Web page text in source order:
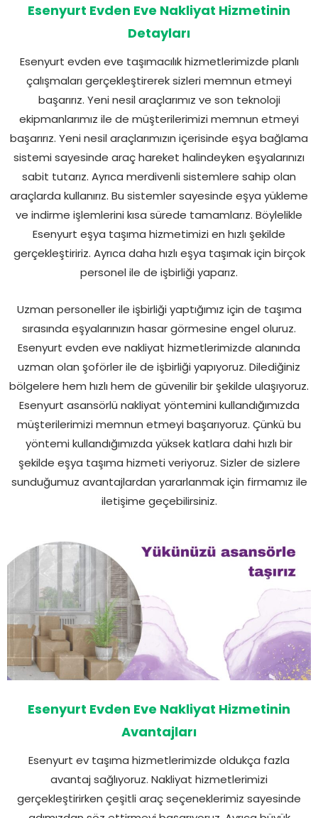
Esenyurt Evden Eve Nakliyat Hizmetinin
Detayları
Esenyurt evden eve taşımacılık hizmetlerimizde planlı
çalışmaları gerçekleştirerek sizleri memnun etmeyi
başarırız. Yeni nesil araçlarımız ve son teknoloji
ekipmanlarımız ile de müşterilerimizi memnun etmeyi
başarırız. Yeni nesil araçlarımızın içerisinde eşya bağlama
sistemi sayesinde araç hareket halindeyken eşyalarınızı
sabit tutarız. Ayrıca merdivenli sistemlere sahip olan
araçlarda kullanırız. Bu sistemler sayesinde eşya yükleme
ve indirme işlemlerini kısa sürede tamamlarız. Böylelikle
Esenyurt eşya taşıma hizmetimizi en hızlı şekilde
gerçekleştiririz. Ayrıca daha hızlı eşya taşımak için birçok
personel ile de işbirliği yaparız.
Uzman personeller ile işbirliği yaptığımız için de taşıma
sırasında eşyalarınızın hasar görmesine engel oluruz.
Esenyurt evden eve nakliyat hizmetlerimizde alanında
uzman olan şoförler ile de işbirliği yapıyoruz. Dilediğiniz
bölgelere hem hızlı hem de güvenilir bir şekilde ulaşıyoruz.
Esenyurt asansörlü nakliyat yöntemini kullandığımızda
müşterilerimizi memnun etmeyi başarıyoruz. Çünkü bu
yöntemi kullandığımızda yüksek katlara dahi hızlı bir
şekilde eşya taşıma hizmeti veriyoruz. Sizler de sizlere
sunduğumuz avantajlardan yararlanmak için firmamız ile
iletişime geçebilirsiniz.
Esenyurt Evden Eve Nakliyat Hizmetinin
Avantajları
Esenyurt ev taşıma hizmetlerimizde oldukça fazla
avantaj sağlıyoruz. Nakliyat hizmetlerimizi
gerçekleştirirken çeşitli araç seçeneklerimiz sayesinde